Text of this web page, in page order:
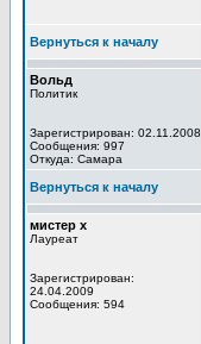
Вернуться к началу
Вольд
Политик
Зарегистрирован: 02.11.2008
Сообщения: 997
Откуда: Самара
Вернуться к началу
мистер х
Лауреат
Зарегистрирован:
24.04.2009
Сообщения: 594